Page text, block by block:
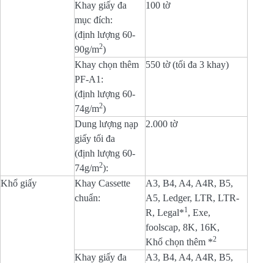
Khay giấy đa
mục đích:
(định lượng 60-
90g/m2)
100 tờ
Khay chọn thêm
PF-A1:
(định lượng 60-
74g/m2)
550 tờ (tối đa 3 khay)
Dung lượng nạp
giấy tối đa
(định lượng 60-
74g/m2):
2.000 tờ
Khổ giấy
Khay Cassette
chuẩn:
A3, B4, A4, A4R, B5,
A5, Ledger, LTR, LTR-
R, Legal*1, Exe,
foolscap, 8K, 16K,
Khổ chọn thêm *2
Khay giấy đa A3, B4, A4, A4R, B5,